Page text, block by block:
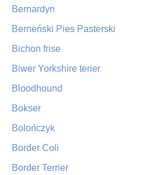
Bernardyn
Berneński Pies Pasterski
Bichon frise
Biwer Yorkshire terier
Bloodhound
Bokser
Bolończyk
Border Coli
Border Terrier